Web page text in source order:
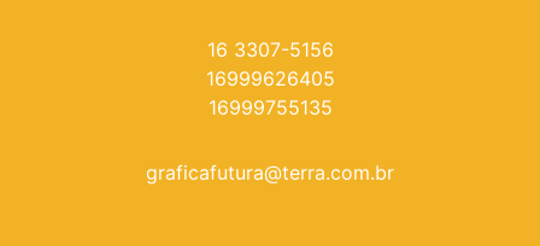
16 3307-5156
16999626405
16999755135
graficafutura@terra.com.br